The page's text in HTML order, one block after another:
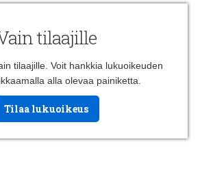
tilaajille
tilaajille. Voit hankkia lukuoikeuden
alla olevaa painiketta.
Tilaa lukuoikeus